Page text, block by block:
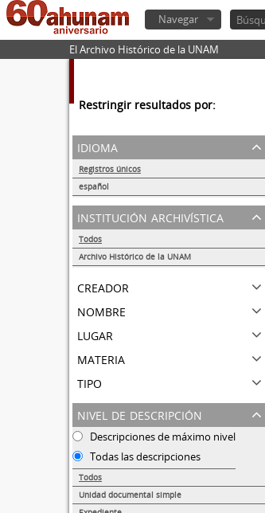
Navegar
El Archivo Histórico de la UNAM
Restringir resultados por:
idioma
Registros únicos
español
32855
institución archivística
Todos
Archivo Histórico de la UNAM
creador
nombre
lugar
materia
tipo
nivel de descripción
Descripciones de máximo nivel
Todas las descripciones
Todos
Unidad documental simple